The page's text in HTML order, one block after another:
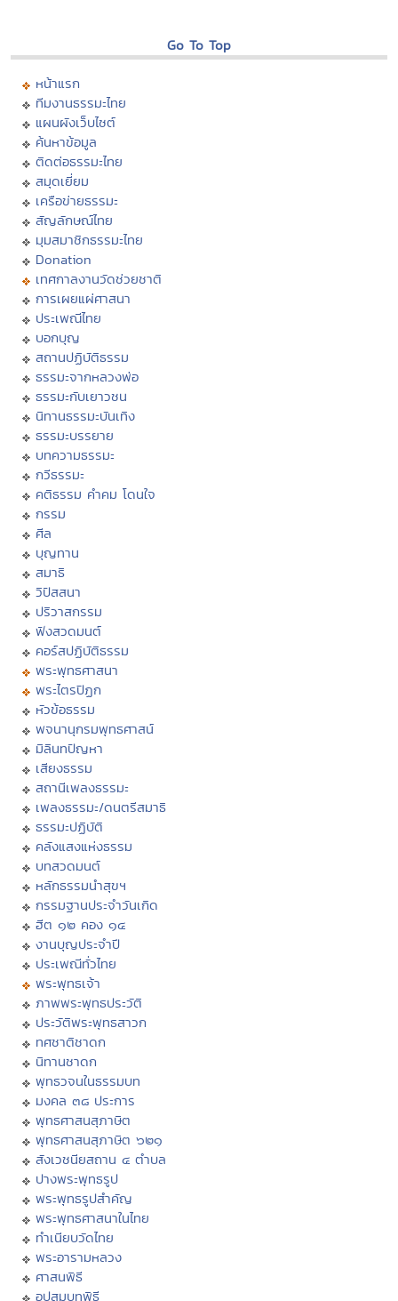
Go To Top
หน้าแรก
ทีมงานธรรมะไทย
แผนผังเว็บไซต์
ค้นหาข้อมูล
ติดต่อธรรมะไทย
สมุดเยี่ยม
เครือข่ายธรรมะ
สัญลักษณ์ไทย
มุมสมาชิกธรรมะไทย
Donation
เทศกาลงานวัดช่วยชาติ
การเผยแผ่ศาสนา
ประเพณีไทย
บอกบุญ
สถานปฏิบัติธรรม
ธรรมะจากหลวงพ่อ
ธรรมะกับเยาวชน
นิทานธรรมะบันเทิง
ธรรมะบรรยาย
บทความธรรมะ
กวีธรรมะ
คติธรรม คำคม โดนใจ
กรรม
ศีล
บุญทาน
สมาธิ
วิปัสสนา
ปริวาสกรรม
ฟังสวดมนต์
คอร์สปฏิบัติธรรม
พระพุทธศาสนา
พระไตรปิฏก
หัวข้อธรรม
พจนานุกรมพุทธศาสน์
มิลินทปัญหา
เสียงธรรม
สถานีเพลงธรรมะ
เพลงธรรมะ/ดนตรีสมาธิ
ธรรมะปฏิบัติ
คลังแสงแห่งธรรม
บทสวดมนต์
หลักธรรมนำสุขฯ
กรรมฐานประจำวันเกิด
ฮีต ๑๒ คอง ๑๔
งานบุญประจำปี
ประเพณีทั่วไทย
พระพุทธเจ้า
ภาพพระพุทธประวัติ
ประวัติพระพุทธสาวก
ทศชาติชาดก
นิทานชาดก
พุทธวจนในธรรมบท
มงคล ๓๘ ประการ
พุทธศาสนสุภาษิต
พุทธศาสนสุภาษิต ๖๒๑
สังเวชนียสถาน ๔ ตำบล
ปางพระพุทธรูป
พระพุทธรูปสำคัญ
พระพุทธศาสนาในไทย
ทำเนียบวัดไทย
พระอารามหลวง
ศาสนพิธี
อุปสมบทพิธี